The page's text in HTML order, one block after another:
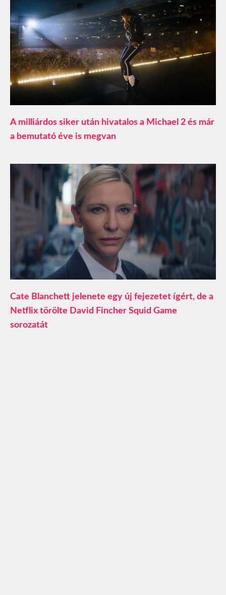
A milliárdos siker után hivatalos a Michael 2 és már
a bemutató éve is megvan
Cate Blanchett jelenete egy új fejezetet ígért, de a
Netflix törölte David Fincher Squid Game
sorozatát